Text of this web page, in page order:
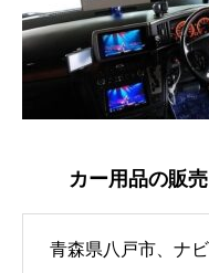
カー用品の販
青森県八戸市、ナ